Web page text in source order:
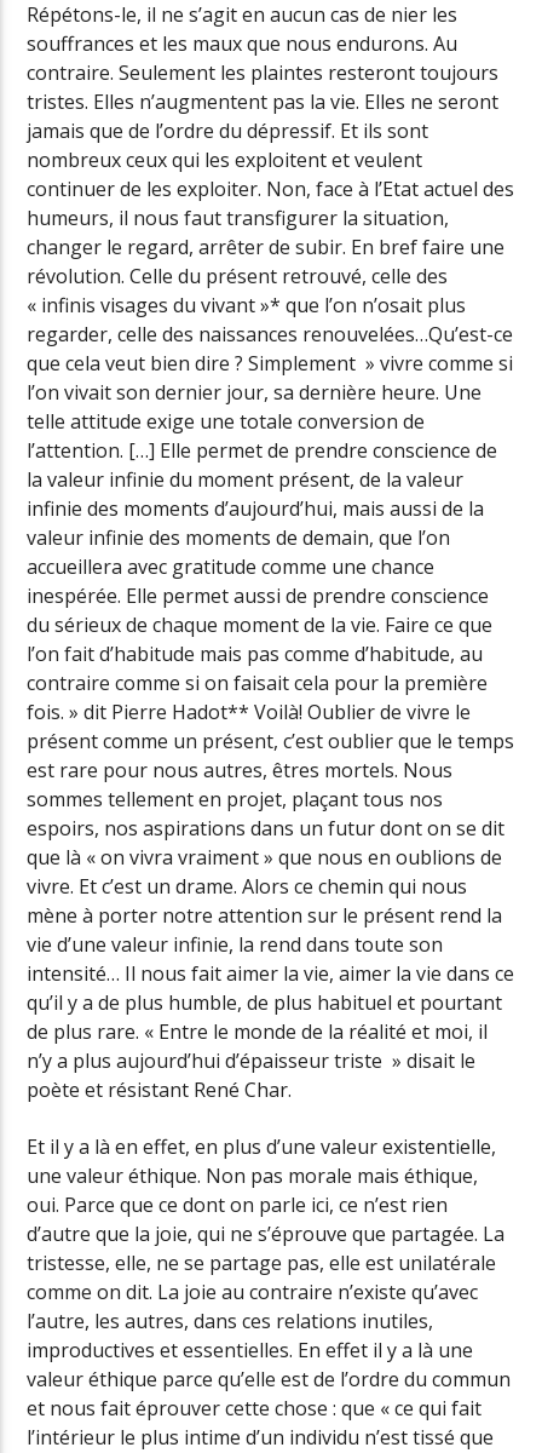
Répétons-le, il ne s’agit en aucun cas de nier les
souffrances et les maux que nous endurons. Au
contraire. Seulement les plaintes resteront toujours
tristes. Elles n’augmentent pas la vie. Elles ne seront
jamais que de l’ordre du dépressif. Et ils sont
nombreux ceux qui les exploitent et veulent
continuer de les exploiter. Non, face à l’Etat actuel des
humeurs, il nous faut transfigurer la situation,
changer le regard, arrêter de subir. En bref faire une
révolution. Celle du présent retrouvé, celle des
« infinis visages du vivant »* que l’on n’osait plus
regarder, celle des naissances renouvelées…Qu’est-ce
que cela veut bien dire ? Simplement » vivre comme si
l’on vivait son dernier jour, sa dernière heure. Une
telle attitude exige une totale conversion de
l’attention. […] Elle permet de prendre conscience de
la valeur infinie du moment présent, de la valeur
infinie des moments d’aujourd’hui, mais aussi de la
valeur infinie des moments de demain, que l’on
accueillera avec gratitude comme une chance
inespérée. Elle permet aussi de prendre conscience
du sérieux de chaque moment de la vie. Faire ce que
l’on fait d’habitude mais pas comme d’habitude, au
contraire comme si on faisait cela pour la première
fois. » dit Pierre Hadot** Voilà! Oublier de vivre le
présent comme un présent, c’est oublier que le temps
est rare pour nous autres, êtres mortels. Nous
sommes tellement en projet, plaçant tous nos
espoirs, nos aspirations dans un futur dont on se dit
que là « on vivra vraiment » que nous en oublions de
vivre. Et c’est un drame. Alors ce chemin qui nous
mène à porter notre attention sur le présent rend la
vie d’une valeur infinie, la rend dans toute son
intensité… Il nous fait aimer la vie, aimer la vie dans ce
qu’il y a de plus humble, de plus habituel et pourtant
de plus rare. « Entre le monde de la réalité et moi, il
n’y a plus aujourd’hui d’épaisseur triste » disait le
poète et résistant René Char.
Et il y a là en effet, en plus d’une valeur existentielle,
une valeur éthique. Non pas morale mais éthique,
oui. Parce que ce dont on parle ici, ce n’est rien
d’autre que la joie, qui ne s’éprouve que partagée. La
tristesse, elle, ne se partage pas, elle est unilatérale
comme on dit. La joie au contraire n’existe qu’avec
l’autre, les autres, dans ces relations inutiles,
improductives et essentielles. En effet il y a là une
valeur éthique parce qu’elle est de l’ordre du commun
et nous fait éprouver cette chose : que « ce qui fait
l’intérieur le plus intime d’un individu n’est tissé que